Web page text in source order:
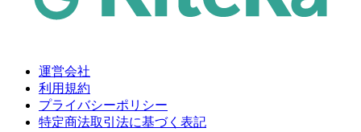
運営会社
利用規約
プライバシーポリシー
特定商法取引法に基づく表記